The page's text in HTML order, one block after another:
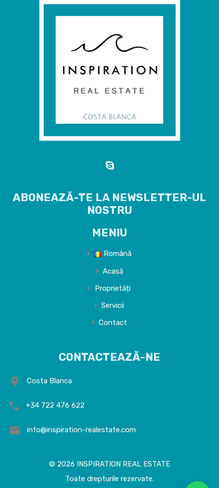
ABONEAZĂ-TE LA NEWSLETTER-UL
NOSTRU
MENIU
Română
Acasă
Proprietăți
Servicii
Contact
CONTACTEAZĂ-NE
Costa Blanca
+34 722 476 622
info@inspiration-realestate.com
© 2026 INSPIRATION REAL ESTATE
Toate drepturile rezervate.